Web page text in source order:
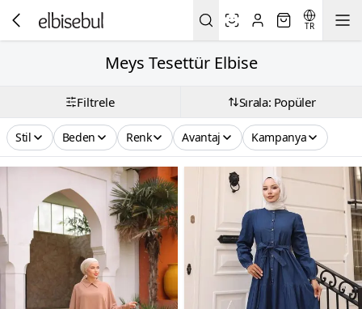
TR
Meys Tesettür Elbise
Filtrele Sırala: Popüler
Stil Beden Renk Avantaj Kampanya